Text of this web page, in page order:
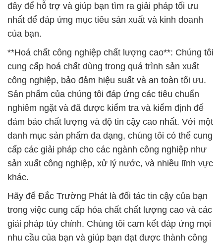
đây để hỗ trợ và giúp bạn tìm ra giải pháp tối ưu
nhất để đáp ứng mục tiêu sản xuất và kinh doanh
của bạn.
**Hoá chất công nghiệp chất lượng cao**: Chúng tôi
cung cấp hoá chất dùng trong quá trình sản xuất
công nghiệp, bảo đảm hiệu suất và an toàn tối ưu.
Sản phẩm của chúng tôi đáp ứng các tiêu chuẩn
nghiêm ngặt và đã được kiểm tra và kiểm định để
đảm bảo chất lượng và độ tin cậy cao nhất. Với một
danh mục sản phẩm đa dạng, chúng tôi có thể cung
cấp các giải pháp cho các ngành công nghiệp như
sản xuất công nghiệp, xử lý nước, và nhiều lĩnh vực
khác.
Hãy để Đắc Trường Phát là đối tác tin cậy của bạn
trong việc cung cấp hóa chất chất lượng cao và các
giải pháp tùy chỉnh. Chúng tôi cam kết đáp ứng mọi
nhu cầu của bạn và giúp bạn đạt được thành công